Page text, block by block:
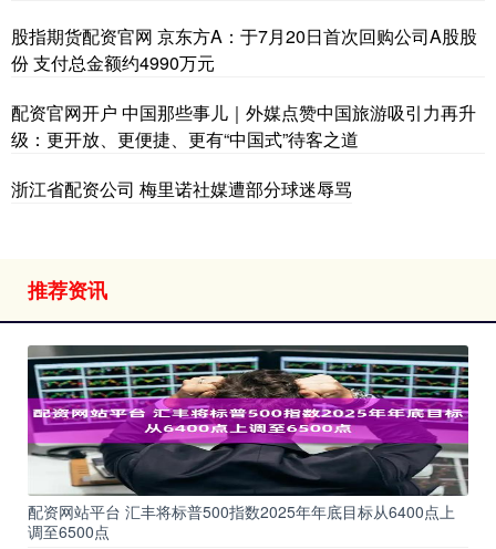
股指期货配资官网 京东方A：于7月20日首次回购公司A股股
份 支付总金额约4990万元
配资官网开户 中国那些事儿｜外媒点赞中国旅游吸引力再升
级：更开放、更便捷、更有“中国式”待客之道
浙江省配资公司 梅里诺社媒遭部分球迷辱骂
推荐资讯
配资网站平台 汇丰将标普500指数2025年年底目标从6400点上
调至6500点